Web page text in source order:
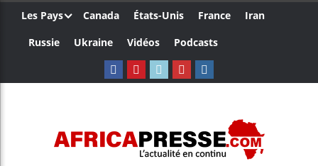
Les Pays Canada États-Unis France
Iran
Russie
Ukraine Vidéos Podcasts